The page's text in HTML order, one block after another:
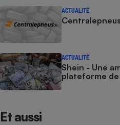
ACTUALITÉ
ACTUALITÉ
Shein - Une
plateforme
Et aussi